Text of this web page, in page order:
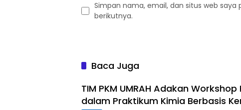
Simpan nama, email, dan situs web
berikutnya.
Baca Juga
TIM PKM UMRAH Adakan
dalam Praktikum Kimia Berbasis